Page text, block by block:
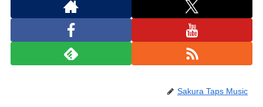
Sakura Taps Music